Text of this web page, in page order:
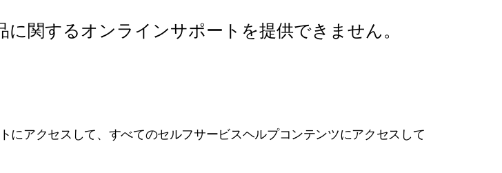
関するオンラインサポートを提供できません。
にアクセスして、すべてのセルフサービスヘルプコンテンツにアクセスして